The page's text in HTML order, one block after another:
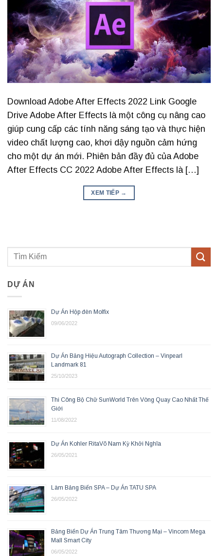
Download Adobe After Effects 2022 Link Google
Drive Adobe After Effects là một công cụ nâng cao
giúp cung cấp các tính năng sáng tạo và thực hiện
video chất lượng cao, khơi dậy nguồn cảm hứng
cho một dự án mới. Phiên bản đầy đủ của Adobe
After Effects CC 2022 Adobe After Effects là […]
XEM TIẾP →
DỰ ÁN
Dự Án Hộp đèn Molfix
09/06/2022
Dự Án Bảng Hiệu Autograph Collection – Vinpearl
Landmark 81
25/10/2023
Thi Công Bộ Chữ SunWorld Trên Vòng Quay Cao Nhất Thế
Giới
11/08/2022
Dự Án Kohler RitaVõ Nam Kỳ Khởi Nghĩa
26/05/2021
Làm Bảng Biển SPA – Dự Án TATU SPA
26/05/2022
Bảng Biển Dự Án Trung Tâm Thương Mại – Vincom Mega
Mall Smart City
06/05/2022